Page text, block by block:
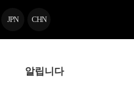
JPN CHN
알립니다